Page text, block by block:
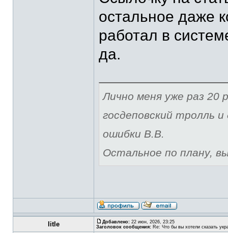
остальное даже
работал в
да.
Лично меня уже раз 20
госдеповский тролль
ошибки В.В.
Остальное по плану,
litle Добавлено: 22 июн, 2026, 23:25
Заголовок сообщения: Re: Что бы вы хотели сказать